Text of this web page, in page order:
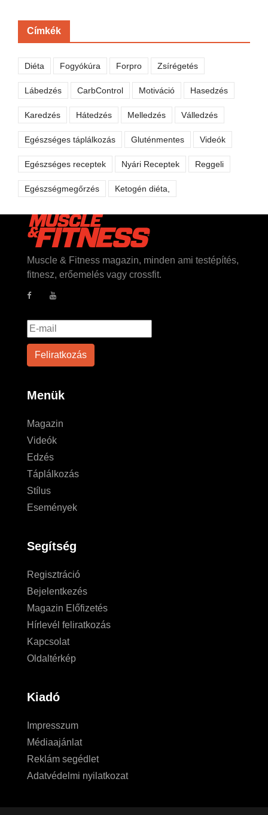
Címkék
Diéta Fogyókúra Forpro Zsírégetés
Lábedzés CarbControl Motiváció Hasedzés
Karedzés Hátedzés Melledzés Válledzés
Egészséges táplálkozás Gluténmentes Videók
Egészséges receptek Nyári Receptek Reggeli
Egészségmegőrzés Ketogén diéta,
Muscle & Fitness magazin, minden ami testépítés,
fitnesz, erőemelés vagy crossfit.
Menük
Magazin
Videók
Edzés
Táplálkozás
Stílus
Események
Segítség
Regisztráció
Bejelentkezés
Magazin Előfizetés
Hírlevél feliratkozás
Kapcsolat
Oldaltérkép
Kiadó
Impresszum
Médiaajánlat
Reklám segédlet
Adatvédelmi nyilatkozat